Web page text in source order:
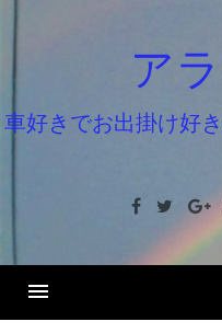
ン
ツ
ッ
ア
車好きでお出掛け好
Facebook
Twitter